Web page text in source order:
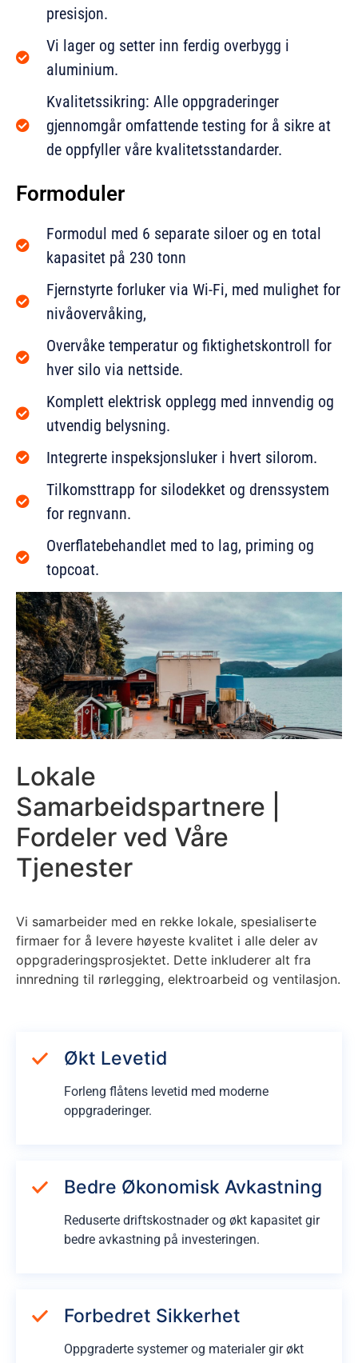
presisjon.
Vi lager og setter inn ferdig overbygg i
aluminium.
Kvalitetssikring: Alle oppgraderinger
gjennomgår omfattende testing for å sikre at
de oppfyller våre kvalitetsstandarder.
Formoduler
Formodul med 6 separate siloer og en total
kapasitet på 230 tonn
Fjernstyrte forluker via Wi-Fi, med mulighet for
nivåovervåking,
Overvåke temperatur og fiktighetskontroll for
hver silo via nettside.
Komplett elektrisk opplegg med innvendig og
utvendig belysning.
Integrerte inspeksjonsluker i hvert silorom.
Tilkomsttrapp for silodekket og drenssystem
for regnvann.
Overflatebehandlet med to lag, priming og
topcoat.
Lokale
Samarbeidspartnere |
Fordeler ved Våre
Tjenester
Vi samarbeider med en rekke lokale, spesialiserte
firmaer for å levere høyeste kvalitet i alle deler av
oppgraderingsprosjektet. Dette inkluderer alt fra
innredning til rørlegging, elektroarbeid og ventilasjon.
Økt Levetid
Forleng flåtens levetid med moderne
oppgraderinger.
Bedre Økonomisk Avkastning
Reduserte driftskostnader og økt kapasitet gir
bedre avkastning på investeringen.
Forbedret Sikkerhet
Oppgraderte systemer og materialer gir økt